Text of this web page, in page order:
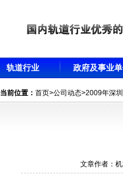
轨道行业 政府及事业
当前位置： 首页>公司动态>2009年深
文章作者